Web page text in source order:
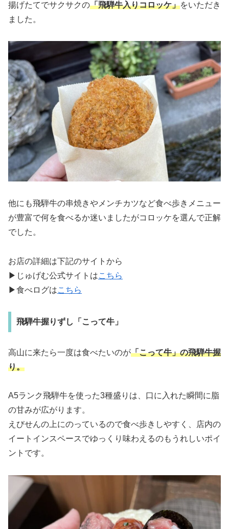
揚げたてでサクサクの「飛騨牛入りコロッケ」をいただき
ました。
他にも飛騨牛の串焼きやメンチカツなど食べ歩きメニュー
が豊富で何を食べるか迷いましたがコロッケを選んで正解
でした。
お店の詳細は下記のサイトから
▶じゅげむ公式サイトはこちら
▶食べログはこちら
飛騨牛握りずし「こって牛」
高山に来たら一度は食べたいのが「こって牛」の飛騨牛握
り。
A5ランク飛騨牛を使った3種盛りは、口に入れた瞬間に脂
の甘みが広がります。
えびせんの上にのっているので食べ歩きしやすく、店内の
イートインスペースでゆっくり味わえるのもうれしいポイ
ントです。